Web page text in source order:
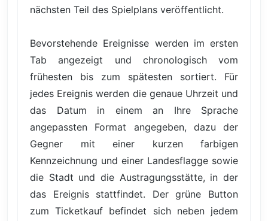
nächsten Teil des Spielplans veröffentlicht.
Bevorstehende Ereignisse werden im ersten
Tab angezeigt und chronologisch vom
frühesten bis zum spätesten sortiert. Für
jedes Ereignis werden die genaue Uhrzeit und
das Datum in einem an Ihre Sprache
angepassten Format angegeben, dazu der
Gegner mit einer kurzen farbigen
Kennzeichnung und einer Landesflagge sowie
die Stadt und die Austragungsstätte, in der
das Ereignis stattfindet. Der grüne Button
zum Ticketkauf befindet sich neben jedem